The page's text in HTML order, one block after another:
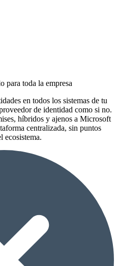
para toda la empresa
en todos los sistemas de tu
de identidad como si no.
híbridos y ajenos a Microsoft
centralizada, sin puntos
ecosistema.